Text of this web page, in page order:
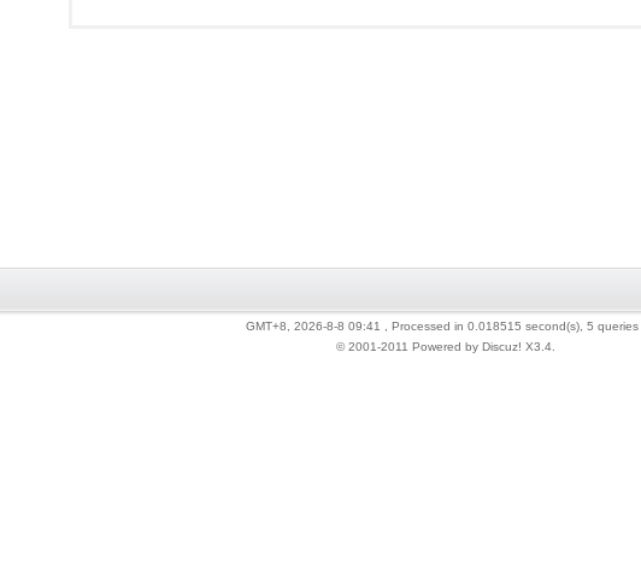
GMT+8, 2026-8-8 09:41
, Processed in 0.018515 second(s), 5 queries .
© 2001-2011 Powered by Discuz! X3.4